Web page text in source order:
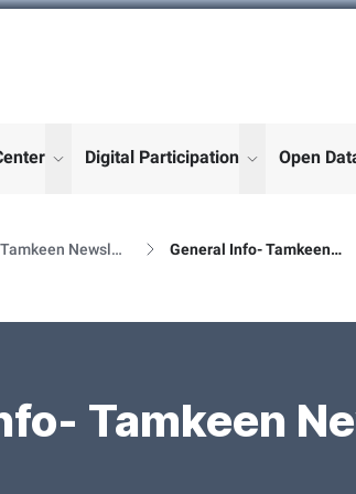
for "More"
show submenu for "More"
Digital Participation showOpen
Al Tamkeen Newsletter Releases General Info- Tamkeen Newsletter Details
Tamkeen